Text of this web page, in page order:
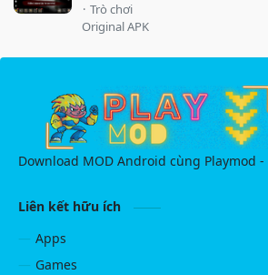
· Trò chơi
Original APK
Download MOD Android cùng Playmod -
Liên kết hữu ích
Apps
Games